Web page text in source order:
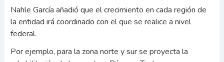
Nahle García añadió que el crecimiento en cada región de
la entidad irá coordinado con el que se realice a nivel
federal.
Por ejemplo, para la zona norte y sur se proyecta la